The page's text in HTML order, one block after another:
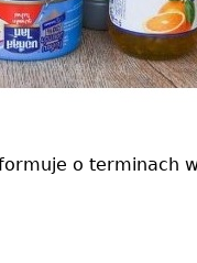
o terminach